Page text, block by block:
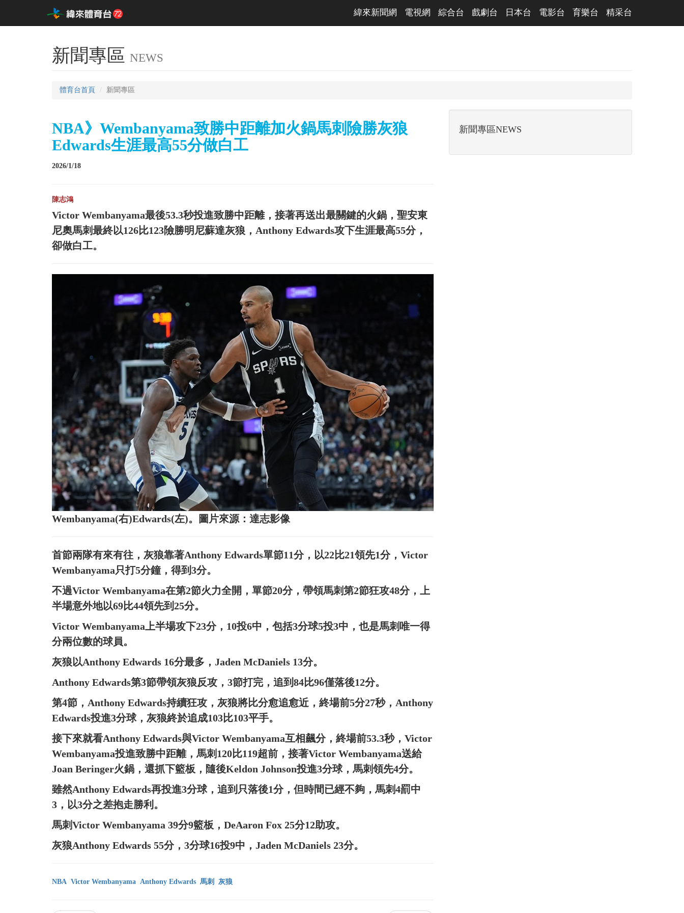
緯來新聞網 電視網 綜合台 戲劇台 日本台 電影台 育樂台 精采台
新聞專區 NEWS
體育台首頁 新聞專區
NBA》Wembanyama致勝中距離加火鍋馬刺險勝灰狼
Edwards生涯最高55分做白工
2026/1/18
陳志鴻
Victor Wembanyama最後53.3秒投進致勝中距離，接著再送出最關鍵的火鍋，聖安東
尼奧馬刺最終以126比123險勝明尼蘇達灰狼，Anthony Edwards攻下生涯最高55分，
卻做白工。
Wembanyama(右)Edwards(左)。圖片來源：達志影像
首節兩隊有來有往，灰狼靠著Anthony Edwards單節11分，以22比21領先1分，Victor
Wembanyama只打5分鐘，得到3分。
不過Victor Wembanyama在第2節火力全開，單節20分，帶領馬刺第2節狂攻48分，上
半場意外地以69比44領先到25分。
Victor Wembanyama上半場攻下23分，10投6中，包括3分球5投3中，也是馬刺唯一得
分兩位數的球員。
灰狼以Anthony Edwards 16分最多，Jaden McDaniels 13分。
Anthony Edwards第3節帶領灰狼反攻，3節打完，追到84比96僅落後12分。
第4節，Anthony Edwards持續狂攻，灰狼將比分愈追愈近，終場前5分27秒，Anthony
Edwards投進3分球，灰狼終於追成103比103平手。
接下來就看Anthony Edwards與Victor Wembanyama互相飆分，終場前53.3秒，Victor
Wembanyama投進致勝中距離，馬刺120比119超前，接著Victor Wembanyama送給
Joan Beringer火鍋，還抓下籃板，隨後Keldon Johnson投進3分球，馬刺領先4分。
雖然Anthony Edwards再投進3分球，追到只落後1分，但時間已經不夠，馬刺4罰中
3，以3分之差抱走勝利。
馬刺Victor Wembanyama 39分9籃板，DeAaron Fox 25分12助攻。
灰狼Anthony Edwards 55分，3分球16投9中，Jaden McDaniels 23分。
NBA Victor Wembanyama Anthony Edwards 馬刺 灰狼
新聞專區NEWS